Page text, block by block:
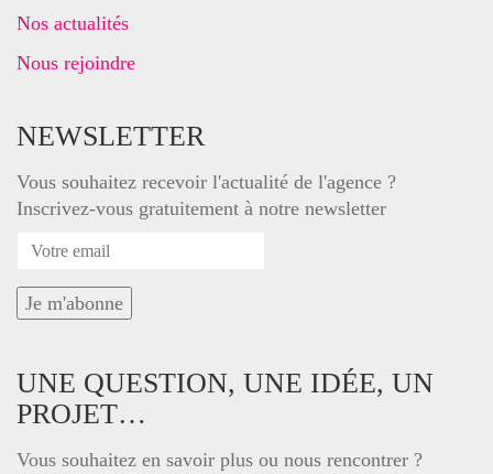
Nos actualités
Nous rejoindre
NEWSLETTER
Vous souhaitez recevoir l'actualité de l'agence ?
Inscrivez-vous gratuitement à notre newsletter
UNE QUESTION, UNE IDÉE, UN
PROJET…
Vous souhaitez en savoir plus ou nous rencontrer ?